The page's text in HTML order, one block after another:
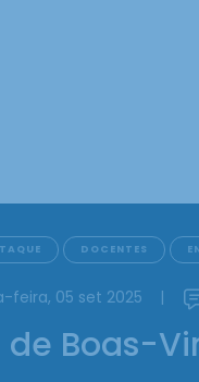
DOCENTES
feira, 05 set 2025 |
Boas-